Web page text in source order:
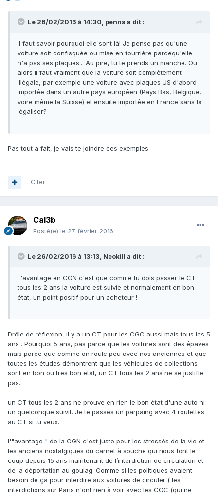
Le 26/02/2016 à 14:30, penns a dit :
Il faut savoir pourquoi elle sont là! Je pense pas qu'une
voiture soit confisquée ou mise en fourrière parcequ'elle
n'a pas ses plaques... Au pire, tu te prends un manche. Ou
alors il faut vraiment que la voiture soit complètement
illégale, par exemple une voiture avec plaques US d'abord
importée dans un autre pays européen (Pays Bas, Belgique,
voire même la Suisse) et ensuite importée en France sans la
légaliser?
Pas tout a fait, je vais te joindre des exemples
Citer
Cal3b
Posté(e) le 27 février 2016
Le 26/02/2016 à 13:13, Neokill a dit :
L'avantage en CGN c'est que comme tu dois passer le CT
tous les 2 ans la voiture est suivie et normalement en bon
état, un point positif pour un acheteur !
Drôle de réflexion, il y a un CT pour les CGC aussi mais tous les 5
ans . Pourquoi 5 ans, pas parce que les voitures sont des épaves
mais parce que comme on roule peu avec nos anciennes et que
toutes les études démontrent que les véhicules de collections
sont en bon ou très bon état, un CT tous les 2 ans ne se justifie
pas.
un CT tous les 2 ans ne prouve en rien le bon état d'une auto ni
un quelconque suivit. Je te passes un parpaing avec 4 roulettes
au CT si tu veux.
l'"avantage " de la CGN c'est juste pour les stressés de la vie et
les anciens nostalgiques du carnet à souche qui nous font le
coup depuis 15 ans maintenant de l’interdiction de circulation et
de la déportation au goulag. Comme si les politiques avaient
besoin de ça pour interdire aux voitures de circuler ( les
interdictions sur Paris n'ont rien à voir avec les CGC (qui ne